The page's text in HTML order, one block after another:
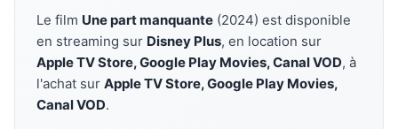
Le film Une part manquante (2024) est disponible
en streaming sur Disney Plus, en location sur
Apple TV Store, Google Play Movies, Canal VOD, à
l'achat sur Apple TV Store, Google Play Movies,
Canal VOD.